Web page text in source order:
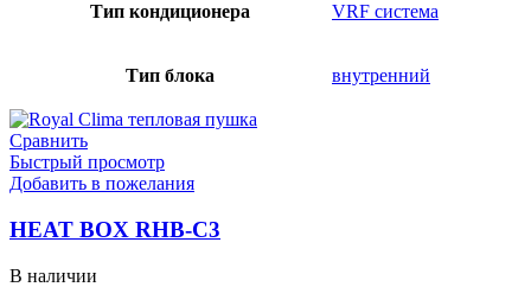
Тип кондиционера VRF система
Тип блока внутренний
Сравнить
Быстрый просмотр
Добавить в пожелания
HEAT BOX RHB-C3
В наличии